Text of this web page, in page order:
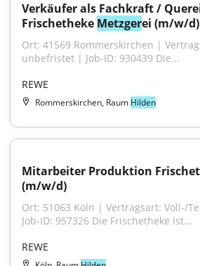
Verkäufer als Fachkraft /
Frischetheke Metzgerei (m/w/d)
Ort: 41569 Rommerskirchen |
unbefristet | Job-ID: 930439 Die...
REWE
Rommerskirchen, Raum Hilden
Mitarbeiter Produktion
(m/w/d)
Ort: 51063 Köln | Vertragsart: Voll-/
Job-ID: 957326 Die Frischetheke ist...
REWE